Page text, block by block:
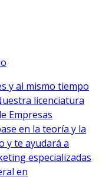
y al mismo tiempo
licenciatura
Empresas
en la teoría y la
y te ayudará a
especializadas
en